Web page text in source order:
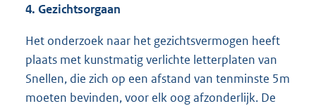
4. Gezichtsorgaan
Het onderzoek naar het gezichtsvermogen heeft
plaats met kunstmatig verlichte letterplaten van
Snellen, die zich op een afstand van tenminste 5m
moeten bevinden, voor elk oog afzonderlijk. De